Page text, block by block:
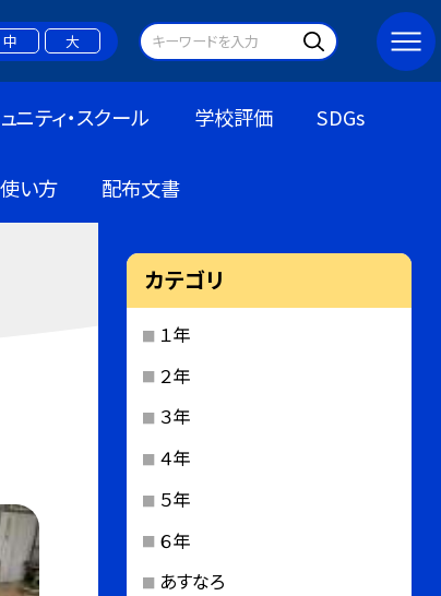
中 大
ニティ・スクール 学校評価 SDGs
い方 配布文書
カテゴリ
１年
２年
３年
４年
５年
６年
あすなろ